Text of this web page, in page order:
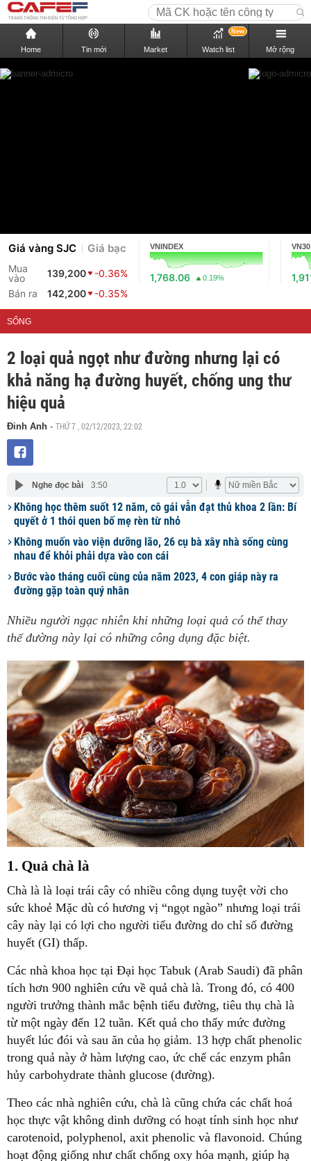
Home Tin mới Market Watch list
New
Mở rộng
Giá vàng SJC Giá bạc
Mua
vào
139,200
-0.36%
Bán ra
142,200 -0.35%
VNINDEX
1,768.06 0.19%
VN30
SỐNG
2 loại quả ngọt như đường nhưng lại có
khả năng hạ đường huyết, chống ung thư
hiệu quả
Đinh Anh - THỨ 7 , 02/12/2023, 22:02
Nghe đọc bài 3:50
Không học thêm suốt 12 năm, cô gái vẫn đạt thủ khoa 2 lần: Bí
quyết ở 1 thói quen bố mẹ rèn từ nhỏ
Không muốn vào viện dưỡng lão, 26 cụ bà xây nhà sống cùng
nhau để khỏi phải dựa vào con cái
Bước vào tháng cuối cùng của năm 2023, 4 con giáp này ra
đường gặp toàn quý nhân
Nhiều người ngạc nhiên khi những loại quả có thể thay
thế đường này lại có những công dụng đặc biệt.
1. Quả chà là
Chà là là loại trái cây có nhiều công dụng tuyệt vời cho
sức khoẻ Mặc dù có hương vị “ngọt ngào” nhưng loại trái
cây này lại có lợi cho người tiểu đường do chỉ số đường
huyết (GI) thấp.
Các nhà khoa học tại Đại học Tabuk (Arab Saudi) đã phân
tích hơn 900 nghiên cứu về quả chà là. Trong đó, có 400
người trưởng thành mắc bệnh tiểu đường, tiêu thụ chà là
từ một ngày đến 12 tuần. Kết quả cho thấy mức đường
huyết lúc đói và sau ăn của họ giảm. 13 hợp chất phenolic
trong quả này ở hàm lượng cao, ức chế các enzym phân
hủy carbohydrate thành glucose (đường).
Theo các nhà nghiên cứu, chà là cũng chứa các chất hoá
học thực vật không dinh dưỡng có hoạt tính sinh học như
carotenoid, polyphenol, axit phenolic và flavonoid. Chúng
hoạt động giống như chất chống oxy hóa mạnh, giúp hạ